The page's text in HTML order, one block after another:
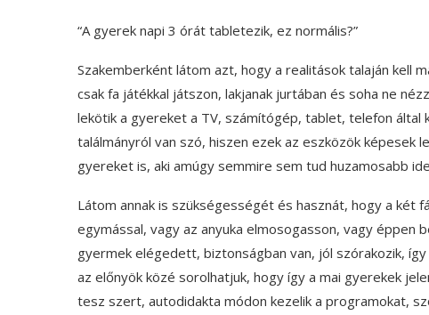
“A gyerek napi 3 órát tabletezik, ez normális?”
Szakemberként látom azt, hogy a realitások talaján kell
csak fa játékkal játszon, lakjanak jurtában és soha ne
lekötik a gyereket a TV, számítógép, tablet, telefon által
találmányról van szó, hiszen ezek az eszközök képesek
gyereket is, aki amúgy semmire sem tud huzamosabb
Látom annak is szükségességét és hasznát, hogy a két
egymással, vagy az anyuka elmosogasson, vagy éppen
gyermek elégedett, biztonságban van, jól szórakozik,
az előnyök közé sorolhatjuk, hogy így a mai gyerekek
tesz szert, autodidakta módon kezelik a programokat,